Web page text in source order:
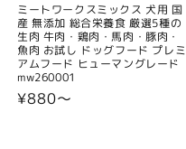
ミートワークスミックス 犬用 国
産 無添加 総合栄養食 厳選5種の
生肉 牛肉・鶏肉・馬肉・豚肉・
魚肉 お試し ドッグフード プレミ
アムフード ヒューマングレード
mw260001
通
¥880〜